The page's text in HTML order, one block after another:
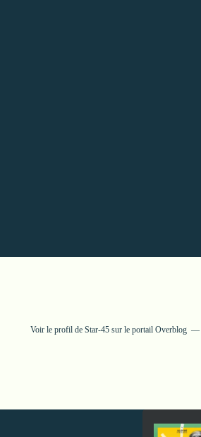
Voir le profil de Star-45 sur le portail Overblog